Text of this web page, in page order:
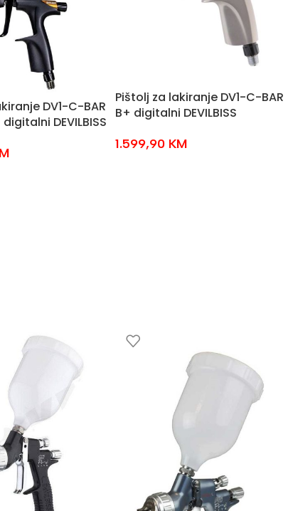
DV1-C-BAR
DEVILBISS
Pištolj za lakiranje DV1-C-BAR
B+ digitalni DEVILBISS
1.599,90 KM